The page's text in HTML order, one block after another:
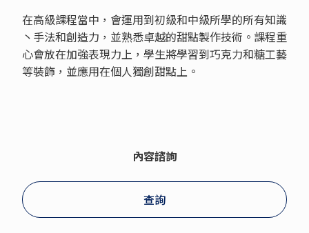
在高級課程當中，會運用到初級和中級所學的所有知識
丶手法和創造力，並熟悉卓越的甜點製作技術。課程重
心會放在加強表現力上，學生將學習到巧克力和糖工藝
等裝飾，並應用在個人獨創甜點上。
內容諮詢
查詢